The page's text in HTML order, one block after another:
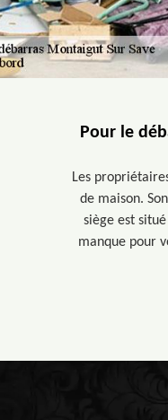
Pour le
Les
de maison.
siège est
manque pour